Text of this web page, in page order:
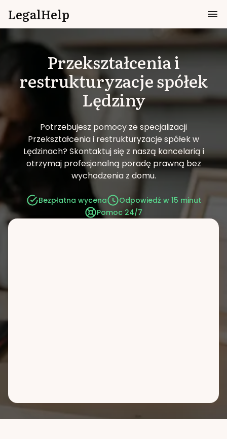
LegalHelp
Przekształcenia i
restrukturyzacje spółek
Lędziny
Potrzebujesz pomocy ze specjalizacji
Przekształcenia i restrukturyzacje spółek w
Lędzinach?Skontaktuj się z naszą kancelarią i
otrzymaj profesjonalną poradę prawną bez
wychodzenia z domu.
Bezpłatna wycena
Odpowiedź w 15 minut
Pomoc 24/7